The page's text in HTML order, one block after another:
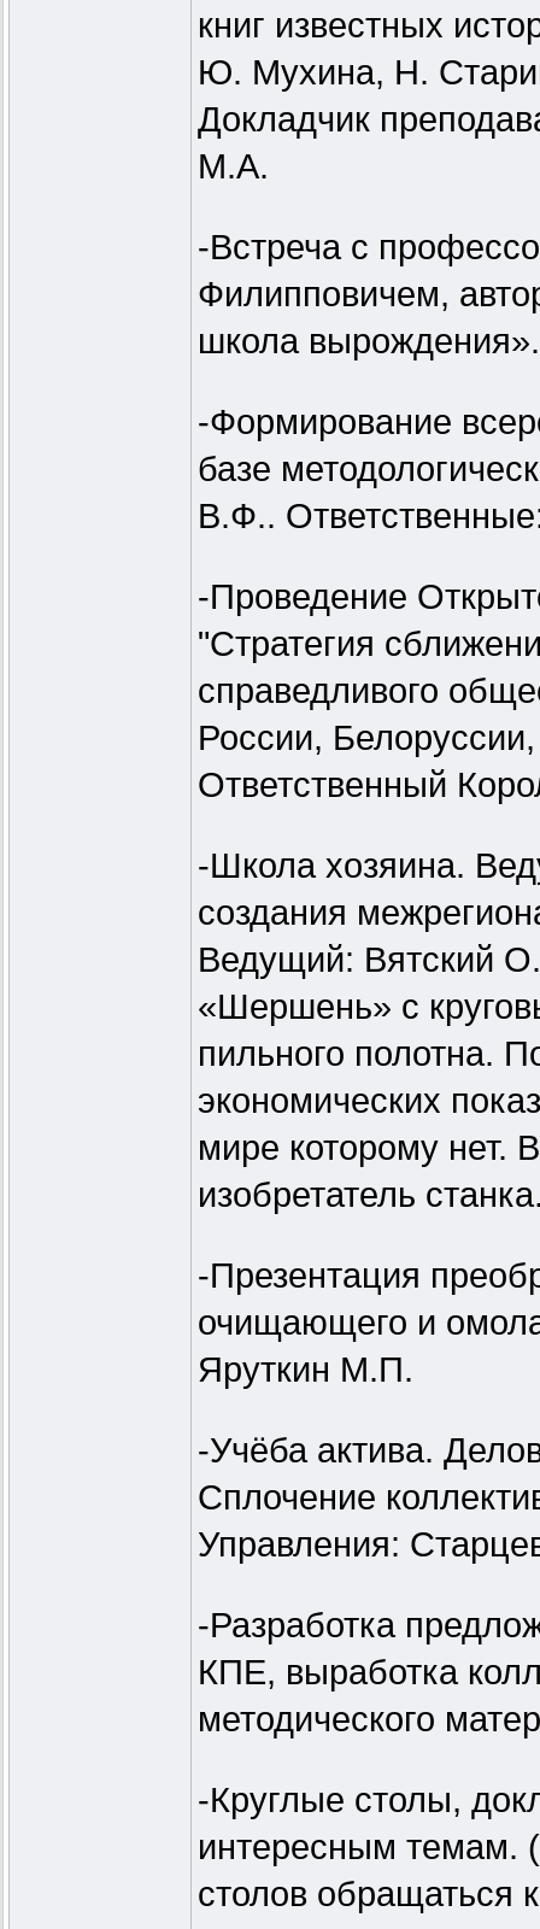
книг известных
Ю. Мухина, Н.
Докладчик
М.А.
-Встреча с
Филипповичем,
школа вырождения».
-Формирование
базе
В.Ф..
-Проведение
"Стратегия
справедливого
России,
Ответственный
-Школа хозяина.
создания
Ведущий: Вятский
«Шершень» с
пильного полотна.
экономических
мире которому нет.
изобретатель
-Презентация
очищающего и
Яруткин М.П.
-Учёба актива.
Сплочение
Управления:
-Разработка
КПЕ, выработка
методического
-Круглые столы,
интересным темам.
столов обращаться